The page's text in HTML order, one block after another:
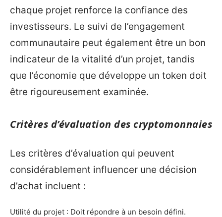
chaque projet renforce la confiance des
investisseurs. Le suivi de l’engagement
communautaire peut également être un bon
indicateur de la vitalité d’un projet, tandis
que l’économie que développe un token doit
être rigoureusement examinée.
Critères d’évaluation des cryptomonnaies
Les critères d’évaluation qui peuvent
considérablement influencer une décision
d’achat incluent :
Utilité du projet : Doit répondre à un besoin défini.